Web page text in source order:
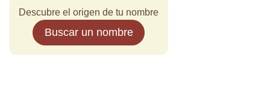
Descubre el origen de tu nombre
Buscar un nombre